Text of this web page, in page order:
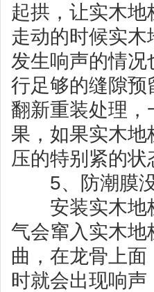
起拱，让实木
走动的时候实
发生响声的情
行足够的缝隙
翻新重装处理
果，如果实木
压的特别紧的
5、防潮膜
安装实木地板
气会窜入实木
曲，在龙骨上
时就会出现响